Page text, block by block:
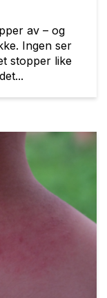
av – og
Ingen ser
stopper like